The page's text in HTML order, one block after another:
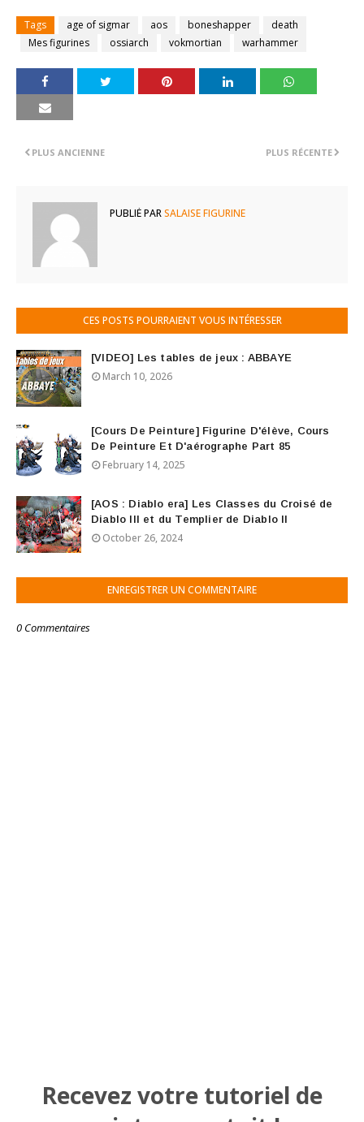
Tags age of sigmar aos boneshapper
death
Mes figurines
ossiarch vokmortian warhammer
PLUS RÉCENTE
PLUS ANCIENNE
PUBLIÉ PARSALAISE FIGURINE
CES POSTS POURRAIENT VOUS INTÉRESSER
[VIDEO] Les tables de jeux : ABBAYE
March 10, 2026
[Cours De Peinture] Figurine D'élève, Cours
De Peinture Et D'aérographe Part 85
February 14, 2025
[AOS : Diablo era] Les Classes du Croisé de
Diablo III et du Templier de Diablo II
October 26, 2024
ENREGISTRER UN COMMENTAIRE
0 Commentaires
Recevez votre tutoriel de